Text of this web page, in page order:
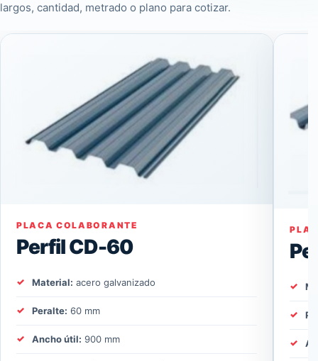
largos, cantidad, metrado o plano para cotizar.
PLACA COLABORANTE
Perfil CD-60
Material: acero galvanizado
Peralte: 60 mm
Ancho útil: 900 mm